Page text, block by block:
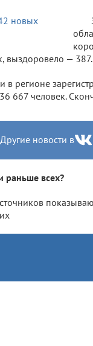
выздоровело —
в регионе
667 человек.
Другие новости в
раньше всех?